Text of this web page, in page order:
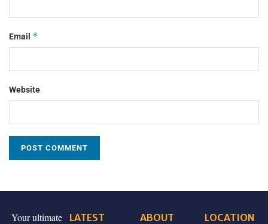
Email *
Website
Your ultimate
LATEST
ABOUT
LOCATION